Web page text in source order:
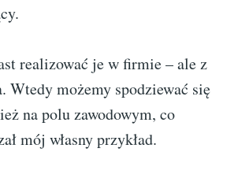
realizować je w firmie – ale z
Wtedy możemy spodziewać się
na polu zawodowym, co
mój własny przykład.